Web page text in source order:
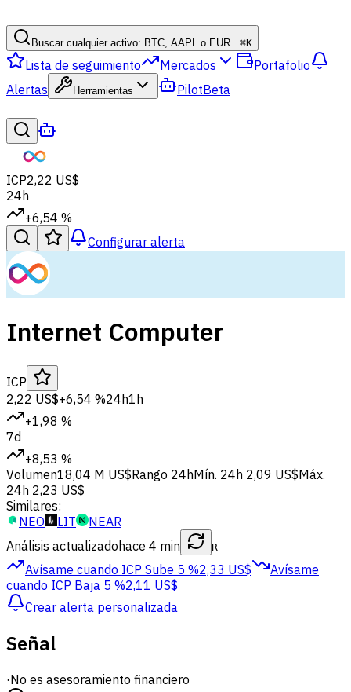
Buscar cualquier activo: BTC, AAPL o EUR...⌘K
Lista de seguimiento Mercados
Portafolio
Alertas
Herramientas PilotBeta
ICP2,22 US$
24h
+6,54 %
Configurar alerta
Internet Computer
ICP
2,22 US$+6,54 %24h1h
+1,98 %
7d
+8,53 %
Volumen18,04 M US$Rango 24hMín. 24h 2,09 US$Máx.
24h 2,23 US$
Similares:
NEO
LIT
NEAR
Análisis actualizadohace 4 min R
Avísame cuando ICP Sube 5 %2,33 US$
Avísame
cuando ICP Baja 5 %2,11 US$
Crear alerta personalizada
Señal
·No es asesoramiento financiero